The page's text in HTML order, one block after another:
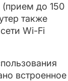
до 150
также
Wi-Fi
встроенное